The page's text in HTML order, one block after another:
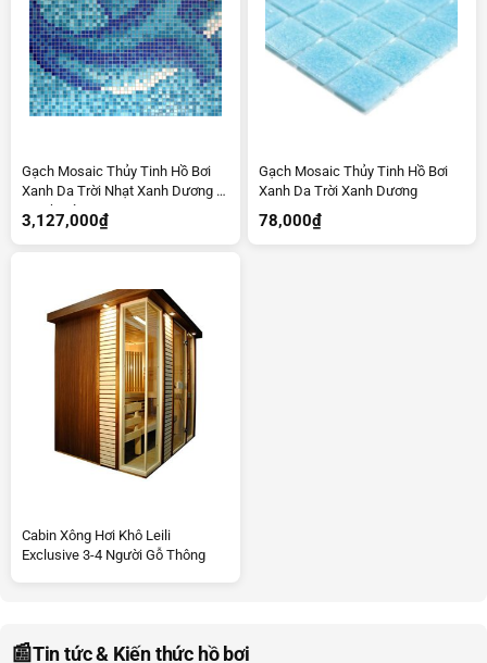
Gạch Mosaic Thủy Tinh Hồ Bơi
Xanh Da Trời Nhạt Xanh Dương –
Tranh Cá Heo
3,127,000₫
Gạch Mosaic Thủy Tinh Hồ Bơi
Xanh Da Trời Xanh Dương
78,000₫
Cabin Xông Hơi Khô Leili
Exclusive 3-4 Người Gỗ Thông
📰Tin tức & Kiến thức hồ bơi